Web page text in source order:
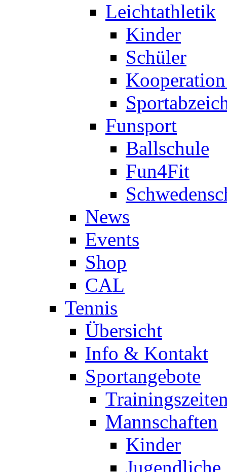
Leichtathletik
Kinder
Schüler
Funsport
Ballschule
Fun4Fit
News
Events
Shop
CAL
Tennis
Übersicht
Info & Kontakt
Sportangebote
Mannschaften
Kinder
Jugendliche